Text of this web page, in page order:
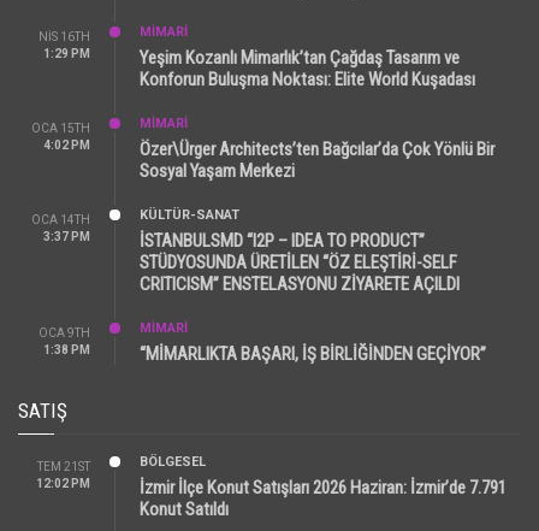
NIS 16TH
1:29 PM
MİMARİ
Yeşim Kozanlı Mimarlık’tan Çağdaş Tasarım ve
Konforun Buluşma Noktası: Elite World Kuşadası
OCA 15TH
4:02 PM
MİMARİ
Özer\Ürger Architects’ten Bağcılar’da Çok Yönlü Bir
Sosyal Yaşam Merkezi
OCA 14TH
3:37 PM
KÜLTÜR-SANAT
İSTANBULSMD “I2P – IDEA TO PRODUCT”
STÜDYOSUNDA ÜRETİLEN “ÖZ ELEŞTİRİ-SELF
CRITICISM” ENSTELASYONU ZİYARETE AÇILDI
OCA 9TH
1:38 PM
MİMARİ
“MİMARLIKTA BAŞARI, İŞ BİRLİĞİNDEN GEÇİYOR”
SATIŞ
TEM 21ST
12:02 PM
BÖLGESEL
İzmir İlçe Konut Satışları 2026 Haziran: İzmir’de 7.791
Konut Satıldı